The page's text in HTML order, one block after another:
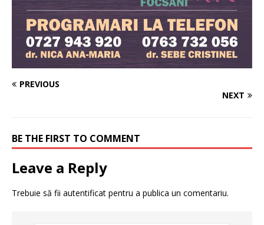
PREVIOUS
NEXT
BE THE FIRST TO COMMENT
Leave a Reply
Trebuie să fii autentificat pentru a publica un comentariu.